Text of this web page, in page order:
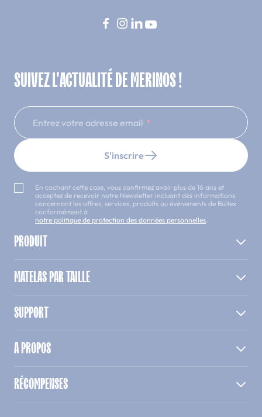
SUIVEZ L'ACTUALITÉ DE MERINOS !
Entrez votre adresse email
S'inscrire
En cochant cette case, vous confirmez avoir plus de 16 ans et
acceptez de recevoir notre Newsletter incluant des informations
concernant les offres, services, produits ou évènements de Bultex
conformément à
notre politique de protection des données personnelles
PRODUIT
MATELAS PAR TAILLE
SUPPORT
A PROPOS
RÉCOMPENSES